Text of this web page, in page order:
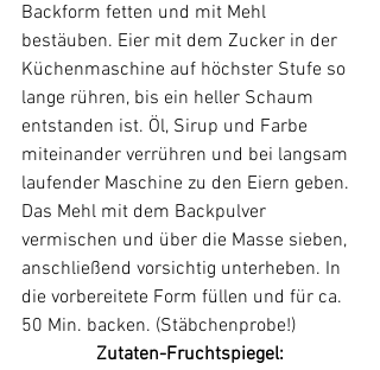
Backform fetten und mit Mehl
bestäuben. Eier mit dem Zucker in der
Küchenmaschine auf höchster Stufe so
lange rühren, bis ein heller Schaum
entstanden ist. Öl, Sirup und Farbe
miteinander verrühren und bei langsam
laufender Maschine zu den Eiern geben.
Das Mehl mit dem Backpulver
vermischen und über die Masse sieben,
anschließend vorsichtig unterheben. In
die vorbereitete Form füllen und für ca.
50 Min. backen. (Stäbchenprobe!)
Zutaten-Fruchtspiegel: